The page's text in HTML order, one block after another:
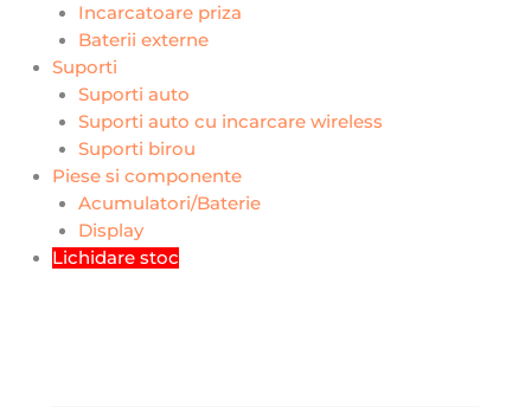
Incarcatoare priza
Baterii externe
Suporti
Suporti auto
Suporti auto cu incarcare wireless
Suporti birou
Piese si componente
Acumulatori/Baterie
Display
Lichidare stoc